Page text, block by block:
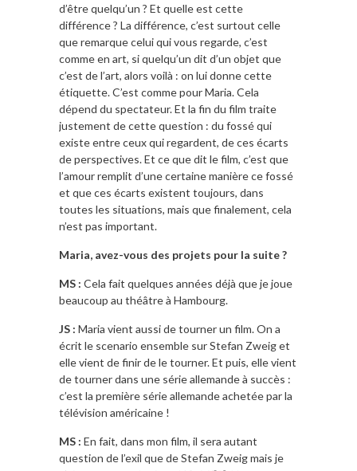
d’être quelqu’un ? Et quelle est cette
différence ? La différence, c’est surtout celle
que remarque celui qui vous regarde, c’est
comme en art, si quelqu’un dit d’un objet que
c’est de l’art, alors voilà : on lui donne cette
étiquette. C’est comme pour Maria. Cela
dépend du spectateur. Et la fin du film traite
justement de cette question : du fossé qui
existe entre ceux qui regardent, de ces écarts
de perspectives. Et ce que dit le film, c’est que
l’amour remplit d’une certaine manière ce fossé
et que ces écarts existent toujours, dans
toutes les situations, mais que finalement, cela
n’est pas important.
Maria, avez-vous des projets pour la suite ?
MS : Cela fait quelques années déjà que je joue
beaucoup au théâtre à Hambourg.
JS : Maria vient aussi de tourner un film. On a
écrit le scenario ensemble sur Stefan Zweig et
elle vient de finir de le tourner. Et puis, elle vient
de tourner dans une série allemande à succès :
c’est la première série allemande achetée par la
télévision américaine !
MS : En fait, dans mon film, il sera autant
question de l’exil que de Stefan Zweig mais je